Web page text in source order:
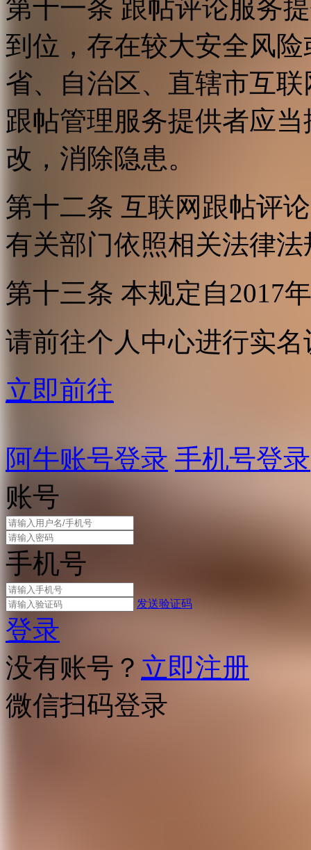
第十一条 跟帖评论服务
到位，存在较大安全风
省、自治区、直辖市互
跟帖管理服务提供者应
改，消除隐患。
第十二条 互联网跟帖评
有关部门依照相关法律
第十三条 本规定自2017
请前往个人中心进行实名
立即前往
阿牛账号登录 手机号登录
账号
手机号
发送验证码
登录
没有账号？ 立即注册
微信扫码登录